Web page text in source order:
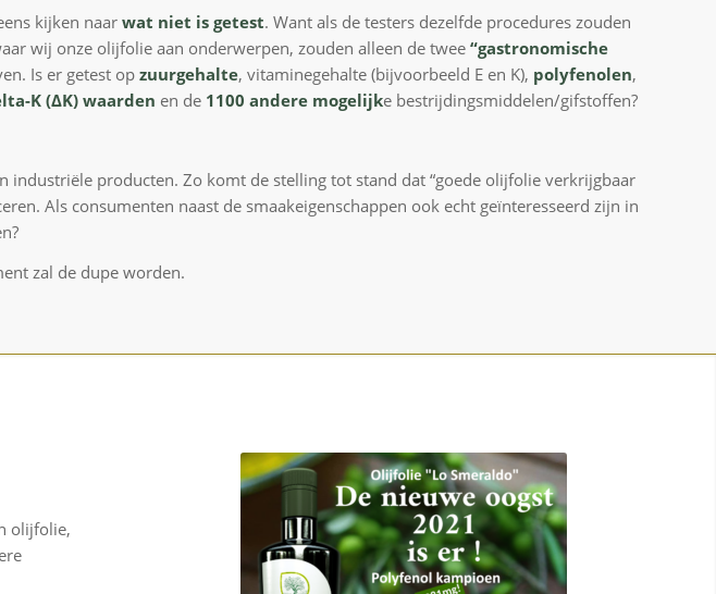
kijken naarwat niet is getest. Want als de testers dezelfde procedures zouden
wij onze olijfolie aan onderwerpen, zouden alleen de twee“gastronomische
Is er getest opzuurgehalte, vitaminegehalte (bijvoorbeeld E en K), polyfenolen,
K (ΔΚ) waarden en de 1100 andere mogelijke bestrijdingsmiddelen/gifstoffen?
industriële producten. Zo komt de stelling tot stand dat “goede olijfolie verkrijgbaar
Als consumenten naast de smaakeigenschappen ook echt geïnteresseerd zijn in
zal de dupe worden.
olijfolie,